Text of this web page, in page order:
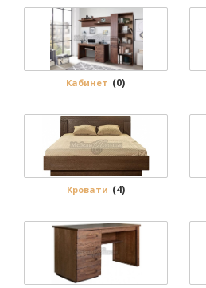
Кабинет (0)
Кровати (4)